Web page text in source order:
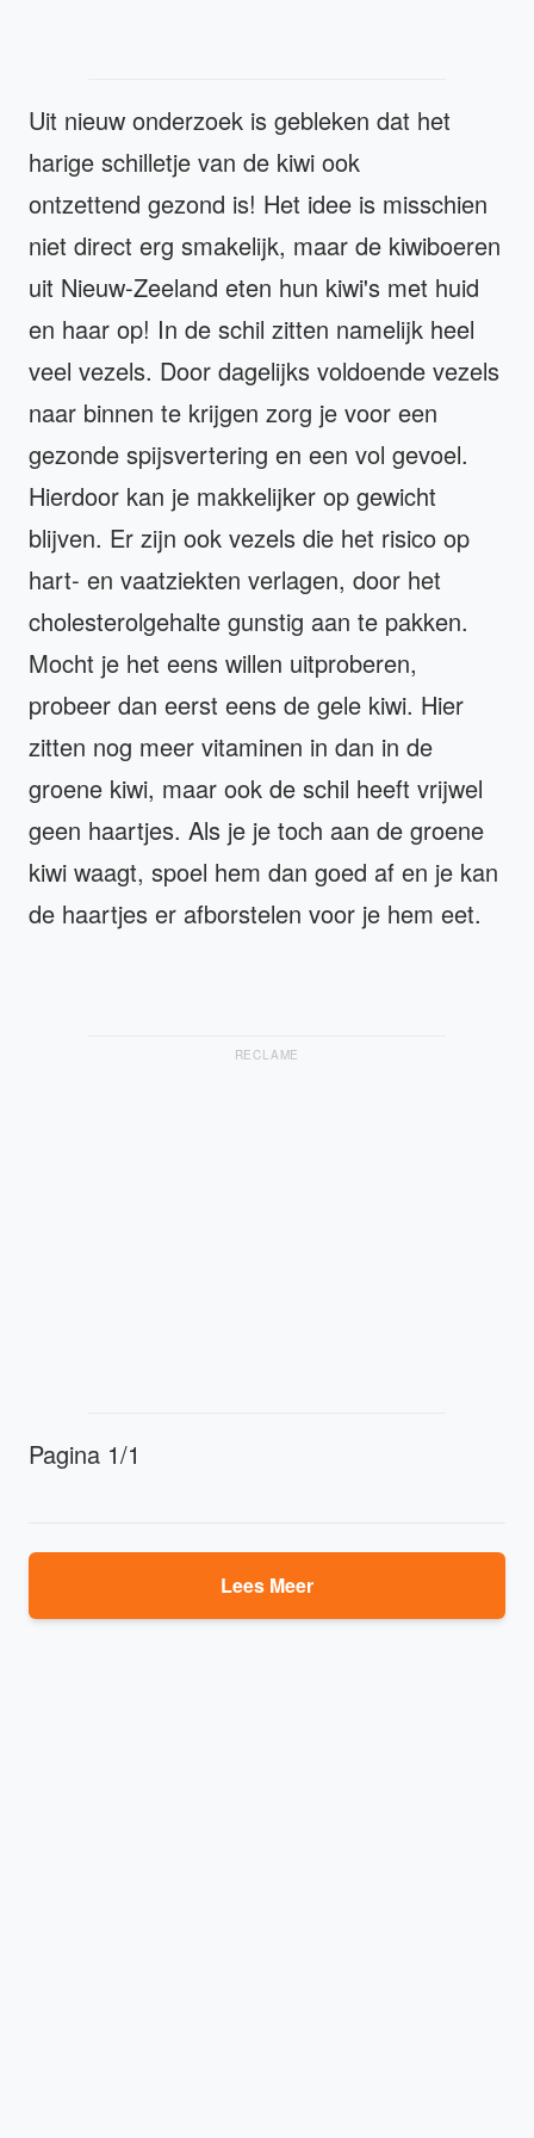
Uit nieuw onderzoek is gebleken dat het
harige schilletje van de kiwi ook
ontzettend gezond is! Het idee is misschien
niet direct erg smakelijk, maar de kiwiboeren
uit Nieuw-Zeeland eten hun kiwi's met huid
en haar op! In de schil zitten namelijk heel
veel vezels. Door dagelijks voldoende vezels
naar binnen te krijgen zorg je voor een
gezonde spijsvertering en een vol gevoel.
Hierdoor kan je makkelijker op gewicht
blijven. Er zijn ook vezels die het risico op
hart- en vaatziekten verlagen, door het
cholesterolgehalte gunstig aan te pakken.
Mocht je het eens willen uitproberen,
probeer dan eerst eens de gele kiwi. Hier
zitten nog meer vitaminen in dan in de
groene kiwi, maar ook de schil heeft vrijwel
geen haartjes. Als je je toch aan de groene
kiwi waagt, spoel hem dan goed af en je kan
de haartjes er afborstelen voor je hem eet.
RECLAME
Pagina 1/1
Lees Meer